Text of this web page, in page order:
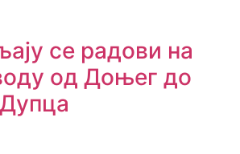
се радови на
од Доњег до